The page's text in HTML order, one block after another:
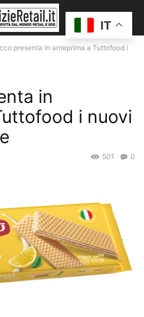
presenta in anteprima a Tuttofood i
in
i nuovi
0
501
IT